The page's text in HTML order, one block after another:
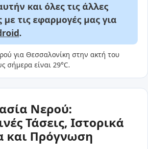
και όλες τις άλλες
με τις εφαρμογές μας για
.
για Θεσσαλονίκη στην ακτή του
σήμερα είναι 29°C.
Νερού:
Τάσεις, Ιστορικά
και Πρόγνωση